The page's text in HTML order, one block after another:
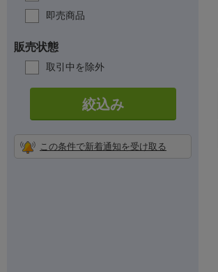
即売商品
販売状態
取引中を除外
絞込み
この条件で新着通知を受け取る